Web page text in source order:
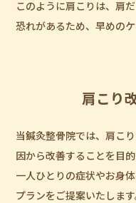
このように肩こりは、肩
恐れがあるため、早めのケ
肩こり
当鍼灸整骨院では、肩こ
因から改善することを目
一人ひとりの症状やお身
プランをご提案いたします